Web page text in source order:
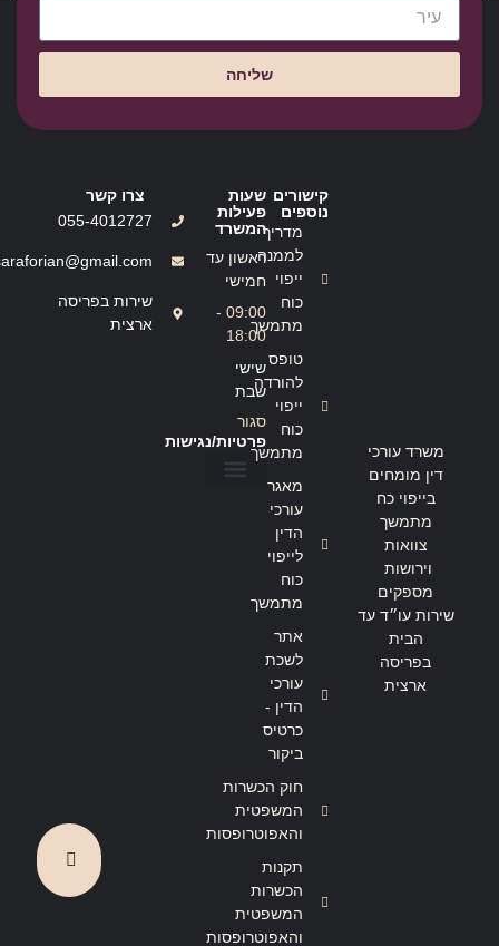
שליחה
משרד עורכי
דין מומחים
בייפוי כח
מתמשך
צוואות
וירושות
מספקים
שירות עו״ד עד
הבית
בפריסה
ארצית
קישורים
נוספים
מדריך
לממנה
ייפוי
כוח
מתמשך
טופס
להורדה
ייפוי
כוח
מתמשך
מאגר
עורכי
הדין
לייפוי
כוח
מתמשך
אתר
לשכת
עורכי
הדין -
כרטיס
ביקור
חוק הכשרות
המשפטית
והאפוטרופסות
תקנות
הכשרות
המשפטית
והאפוטרופסות
שעות
פעילות
המשרד
ראשון עד
חמישי
09:00 -
18:00
שישי
שבת
סגור
פרטיות/נגישות
צרו קשר
055-4012727
שירות בפריסה
ארצית